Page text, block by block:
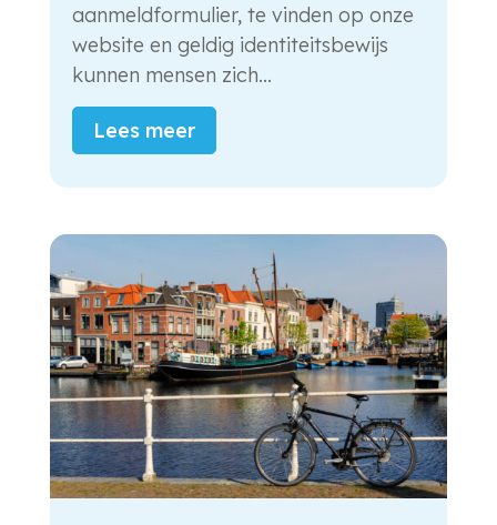
aanmeldformulier, te vinden op onze
website en geldig identiteitsbewijs
kunnen mensen zich...
Lees meer